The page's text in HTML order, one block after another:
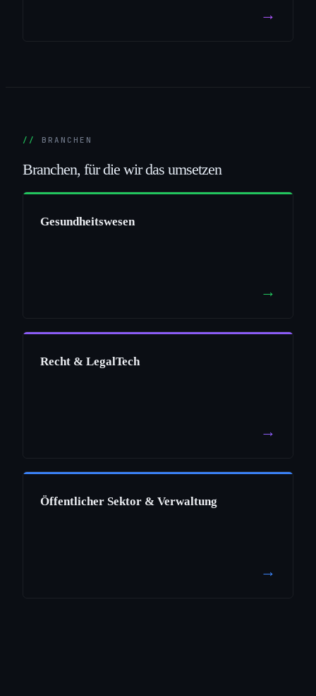
→
BRANCHEN
Branchen, für die wir das umsetzen
Gesundheitswesen
→
Recht & LegalTech
→
Öffentlicher Sektor & Verwaltung
→